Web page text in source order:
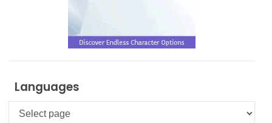
Languages
Languages